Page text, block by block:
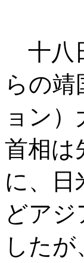
十八
らの
ョン
首相は
に、日
どア
した